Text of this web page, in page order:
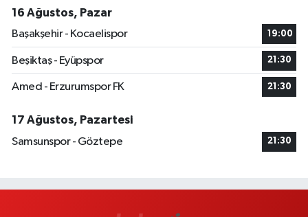
16 Ağustos, Pazar
Başakşehir - Kocaelispor
19:00
Beşiktaş - Eyüpspor 21:30
Amed - Erzurumspor FK 21:30
17 Ağustos, Pazartesi
Samsunspor - Göztepe
21:30